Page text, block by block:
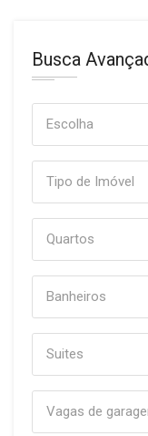
Busca
Escolha
Tipo de Imóvel
Quartos
Banheiros
Suites
Vagas de